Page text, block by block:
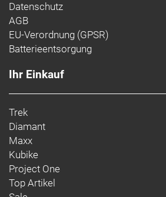
Datenschutz
AGB
EU-Verordnung (GPSR)
Batterieentsorgung
Ihr Einkauf
Trek
Diamant
Maxx
Kubike
Project One
Top Artikel